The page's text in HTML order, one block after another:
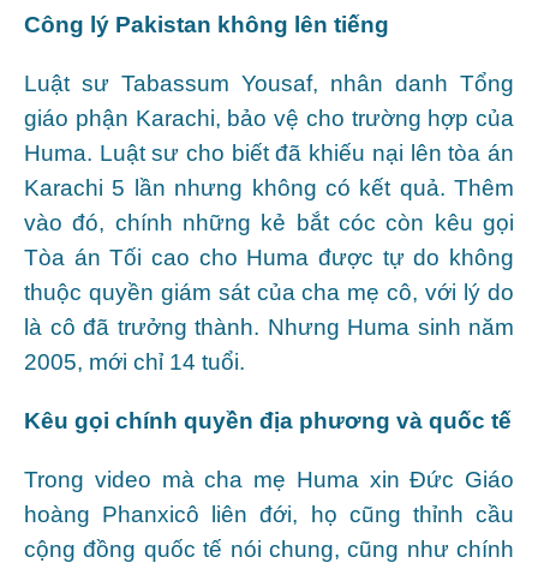
Công lý Pakistan không lên tiếng
Luật sư Tabassum Yousaf, nhân danh Tổng
giáo phận Karachi, bảo vệ cho trường hợp của
Huma. Luật sư cho biết đã khiếu nại lên tòa án
Karachi 5 lần nhưng không có kết quả. Thêm
vào đó, chính những kẻ bắt cóc còn kêu gọi
Tòa án Tối cao cho Huma được tự do không
thuộc quyền giám sát của cha mẹ cô, với lý do
là cô đã trưởng thành. Nhưng Huma sinh năm
2005, mới chỉ 14 tuổi.
Kêu gọi chính quyền địa phương và quốc tế
Trong video mà cha mẹ Huma xin Đức Giáo
hoàng Phanxicô liên đới, họ cũng thỉnh cầu
cộng đồng quốc tế nói chung, cũng như chính